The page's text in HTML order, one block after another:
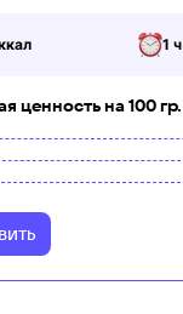
1 ч
ценность на 100 гр.